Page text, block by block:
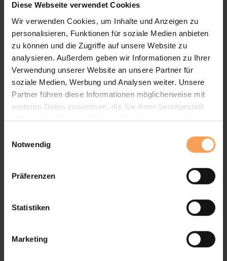
Diese Webseite verwendet Cookies
Wir verwenden Cookies, um Inhalte und Anzeigen zu
personalisieren, Funktionen für soziale Medien anbieten
zu können und die Zugriffe auf unsere Website zu
analysieren. Außerdem geben wir Informationen zu Ihrer
Verwendung unserer Website an unsere Partner für
soziale Medien, Werbung und Analysen weiter. Unsere
Partner führen diese Informationen möglicherweise mit
weiteren Daten zusammen, die Sie ihnen bereitgestellt
haben oder die sie im Rahmen Ihrer Nutzung der Dienste
Notwendig
Präferenzen
Statistiken
Marketing
Insekten in vielen Haushalten zum täglichen
Begleiter. Gleichzeitig möchte niemand auf
frische Luft oder offene Türen verzichten. Hier
setzt moderner Insektenschutz an….
mehr erfahren